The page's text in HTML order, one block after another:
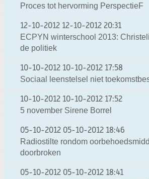
Proces tot hervorming PerspectieF
12-10-2012 12-10-2012 20:31
ECPYN winterschool 2013:
de politiek
10-10-2012 10-10-2012 17:58
Sociaal leenstelsel niet
10-10-2012 10-10-2012 17:52
5 november Sirene Borrel
05-10-2012 05-10-2012 18:46
Radiostilte rondom
doorbroken
05-10-2012 05-10-2012 18:41